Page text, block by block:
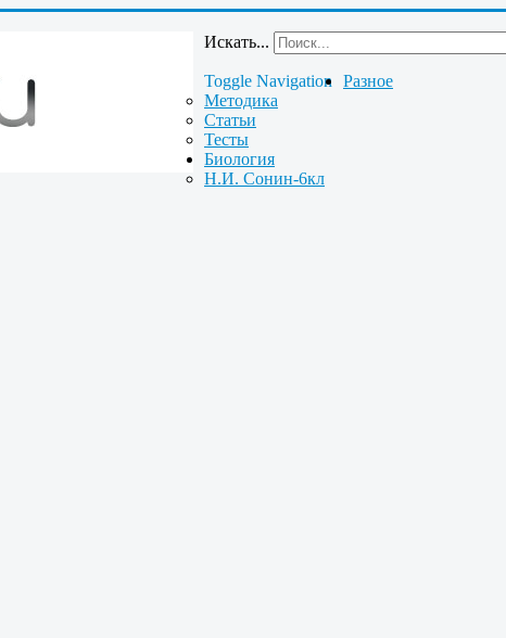
Искать...
Toggle Navigation
Разное
Методика
Статьи
Тесты
Биология
Н.И. Сонин-6кл